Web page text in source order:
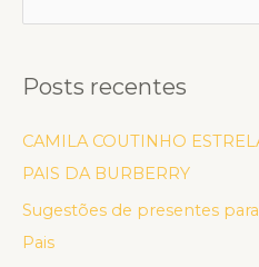
Posts recentes
CAMILA COUTINHO
PAIS DA BURBERRY
Sugestões de presentes
Pais